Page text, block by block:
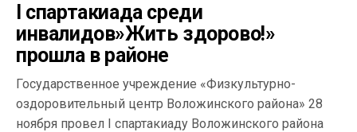
I спартакиада среди
инвалидов»Жить здорово!»
прошла в районе
Государственное учреждение «Физкультурно-
оздоровительный центр Воложинского района» 28
ноября провел I спартакиаду Воложинского района